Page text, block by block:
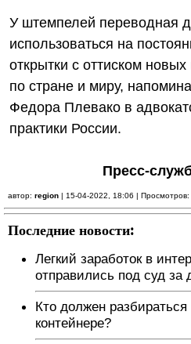
У штемпелей переводная
использоваться на
открытки с оттиском
по стране и миру,
Федора Плевако в
практики России.
Пресс-
автор: region | 15-04-2022, 18:06 |
Последние новости:
Легкий заработок в
отправились под суд за
Кто должен
контейнере?